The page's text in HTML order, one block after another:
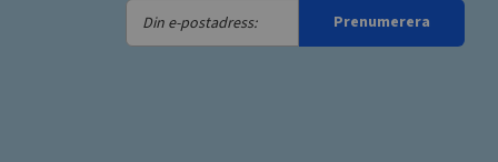
Din
e-
Prenumerera